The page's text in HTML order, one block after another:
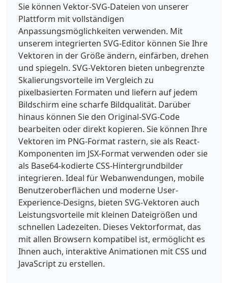
Sie können Vektor-SVG-Dateien von unserer
Plattform mit vollständigen
Anpassungsmöglichkeiten verwenden. Mit
unserem integrierten SVG-Editor können Sie Ihre
Vektoren in der Größe ändern, einfärben, drehen
und spiegeln. SVG-Vektoren bieten unbegrenzte
Skalierungsvorteile im Vergleich zu
pixelbasierten Formaten und liefern auf jedem
Bildschirm eine scharfe Bildqualität. Darüber
hinaus können Sie den Original-SVG-Code
bearbeiten oder direkt kopieren. Sie können Ihre
Vektoren im PNG-Format rastern, sie als React-
Komponenten im JSX-Format verwenden oder sie
als Base64-kodierte CSS-Hintergrundbilder
integrieren. Ideal für Webanwendungen, mobile
Benutzeroberflächen und moderne User-
Experience-Designs, bieten SVG-Vektoren auch
Leistungsvorteile mit kleinen Dateigrößen und
schnellen Ladezeiten. Dieses Vektorformat, das
mit allen Browsern kompatibel ist, ermöglicht es
Ihnen auch, interaktive Animationen mit CSS und
JavaScript zu erstellen.